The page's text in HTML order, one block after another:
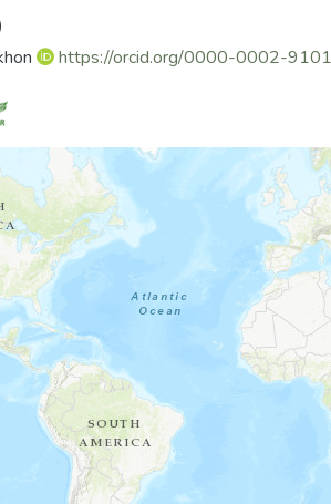
https://orcid.org/0000-0002-